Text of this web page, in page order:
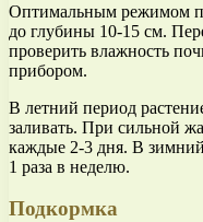
Оптимальным режимом
до глубины 10-15 см.
проверить влажность
прибором.
В летний период
заливать. При сильной
каждые 2-3 дня. В
1 раза в неделю.
Подкормка